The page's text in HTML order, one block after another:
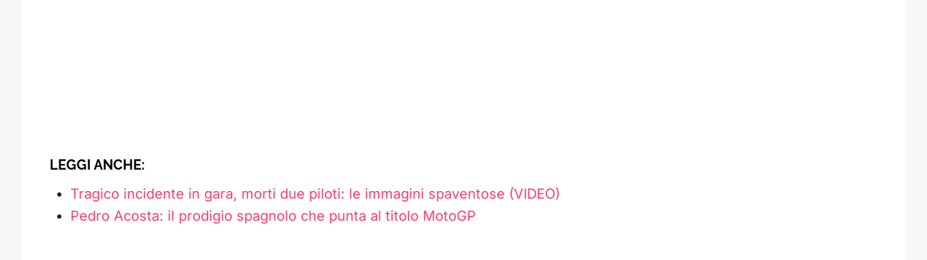
LEGGI ANCHE:
Tragico incidente in gara, morti due piloti: le immagini spaventose (VIDEO)
Pedro Acosta: il prodigio spagnolo che punta al titolo MotoGP